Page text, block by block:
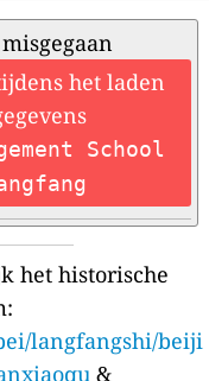
het laden
School
het historische
langfangshi/beiji
&